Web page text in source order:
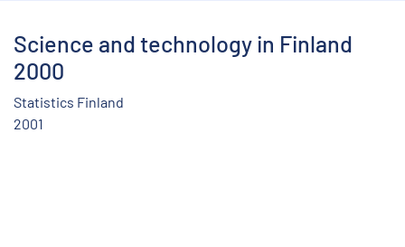
Science and technology in Finland
2000
Statistics Finland
2001